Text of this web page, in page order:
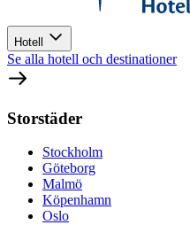
Hotell
Se alla hotell och destinationer
Storstäder
Stockholm
Göteborg
Malmö
Köpenhamn
Oslo